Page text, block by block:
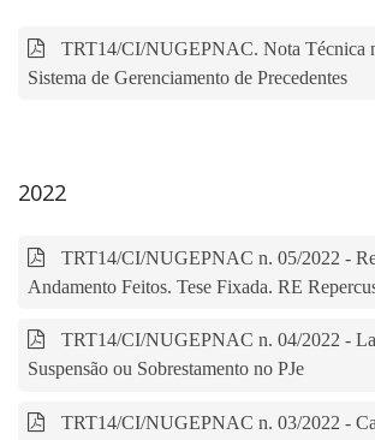
TRT14/CI/NUGEPNAC. Nota Técnica
Sistema de Gerenciamento de Precedentes
2022
TRT14/CI/NUGEPNAC n. 05/2022 -
Andamento Feitos. Tese Fixada. RE
TRT14/CI/NUGEPNAC n. 04/2022 -
Suspensão ou Sobrestamento no PJe
TRT14/CI/NUGEPNAC n. 03/2022 -